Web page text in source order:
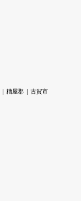
糟屋郡
古賀市